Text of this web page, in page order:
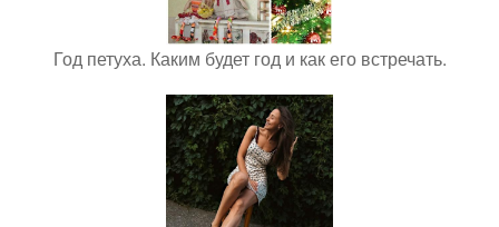
Год петуха. Каким будет год и как его встречать.